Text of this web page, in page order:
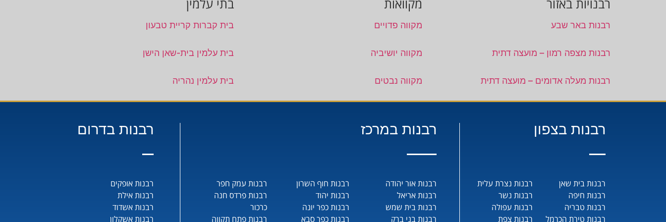
רבנויות באזור
רבנות באר שבע
רבנות מצפה רמון – מועצה דתית
רבנות מעלה אדומים – מועצה דתית
מקוואות
מקווה פדויים
מקווה יושיביה
מקווה נבטים
בתי עלמין
בית קברות קריית טבעון
בית עלמין בית-שאן הישן
בית עלמין נהריה
רבנות בצפון
רבנות בית שאן
רבנות חיפה
רבנות טבריה
רבנות טירת הכרמל
רבנות נצרת עלית
רבנות נשר
רבנות עפולה
רבנות צפת
רבנות במרכז
רבנות אור יהודה
רבנות אריאל
רבנות בית שמש
רבנות בני ברק
רבנות חוף השרון
רבנות יהוד
רבנות כפר יונה
רבנות כפר סבא
רבנות עמק חפר
רבנות פרדס חנה
כרכור
רבנות פתח תקווה
רבנות בדרום
רבנות אופקים
רבנות אילת
רבנות אשדוד
רבנות אשקלון